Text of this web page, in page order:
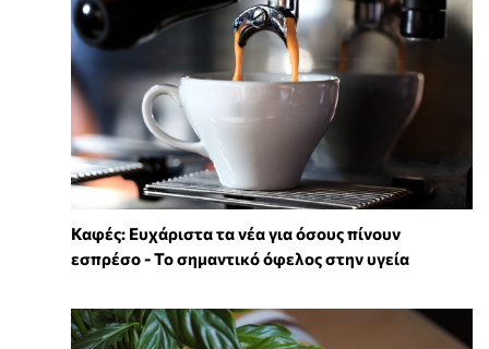
Καφές: Ευχάριστα τα νέα για όσους πίνουν
εσπρέσο - Το σημαντικό όφελος στην υγεία